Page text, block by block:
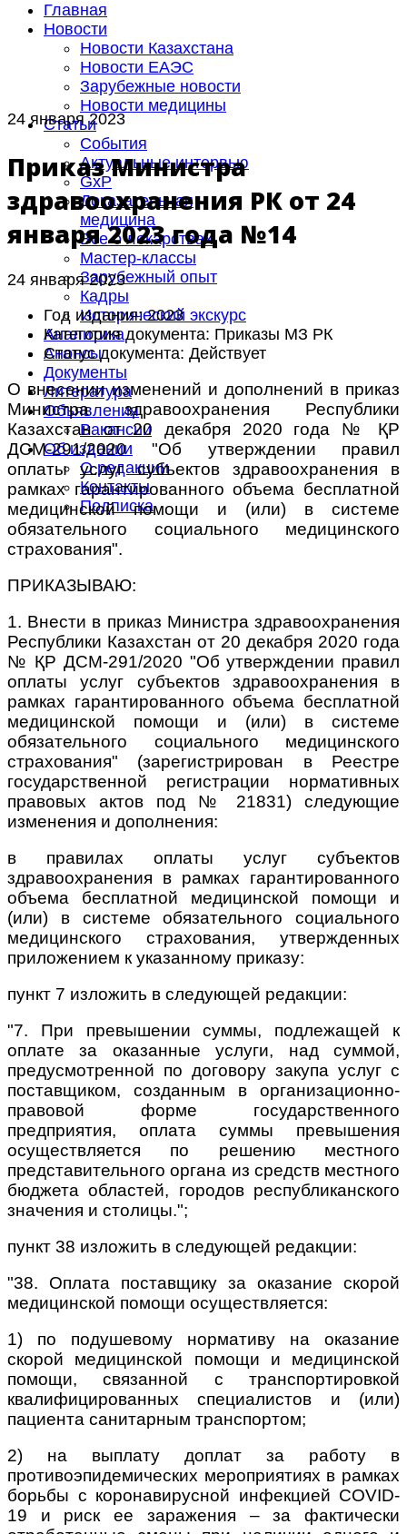
Главная
Новости
Новости Казахстана
Новости ЕАЭС
Зарубежные новости
Новости медицины
Статьи
События
Актуальные интервью
GxP
Доказательная
медицина
Все о лекарствах
Мастер-классы
Зарубежный опыт
Кадры
Исторический экскурс
Аналитика
Анонсы
Документы
Литература
Объявления
Вакансии
Об издании
О редакции
Контакты
Подписка
24 января 2023
Приказ Министра
здравоохранения РК от 24
января 2023 года №14
24 января 2023
Год издания:2023
Категория документа: Приказы МЗ РК
Статус документа: Действует
О внесении изменений и дополнений в приказ
Министра здравоохранения Республики
Казахстан от 20 декабря 2020 года № ҚР
ДСМ-291/2020 "Об утверждении правил
оплаты услуг субъектов здравоохранения в
рамках гарантированного объема бесплатной
медицинской помощи и (или) в системе
обязательного социального медицинского
страхования".
ПРИКАЗЫВАЮ:
1. Внести в приказ Министра здравоохранения
Республики Казахстан от 20 декабря 2020 года
№ ҚР ДСМ-291/2020 "Об утверждении правил
оплаты услуг субъектов здравоохранения в
рамках гарантированного объема бесплатной
медицинской помощи и (или) в системе
обязательного социального медицинского
страхования" (зарегистрирован в Реестре
государственной регистрации нормативных
правовых актов под № 21831) следующие
изменения и дополнения:
в правилах оплаты услуг субъектов
здравоохранения в рамках гарантированного
объема бесплатной медицинской помощи и
(или) в системе обязательного социального
медицинского страхования, утвержденных
приложением к указанному приказу:
пункт 7 изложить в следующей редакции:
"7. При превышении суммы, подлежащей к
оплате за оказанные услуги, над суммой,
предусмотренной по договору закупа услуг с
поставщиком, созданным в организационно-
правовой форме государственного
предприятия, оплата суммы превышения
осуществляется по решению местного
представительного органа из средств местного
бюджета областей, городов республиканского
значения и столицы.";
пункт 38 изложить в следующей редакции:
"38. Оплата поставщику за оказание скорой
медицинской помощи осуществляется:
1) по подушевому нормативу на оказание
скорой медицинской помощи и медицинской
помощи, связанной с транспортировкой
квалифицированных специалистов и (или)
пациента санитарным транспортом;
2) на выплату доплат за работу в
противоэпидемических мероприятиях в рамках
борьбы с коронавирусной инфекцией COVID-
19 и риск ее заражения – за фактически